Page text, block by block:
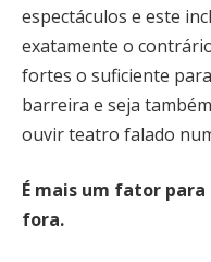
espectáculos e este
exatamente o
fortes o suficiente
barreira e seja
ouvir teatro falado
É mais um fator
fora.